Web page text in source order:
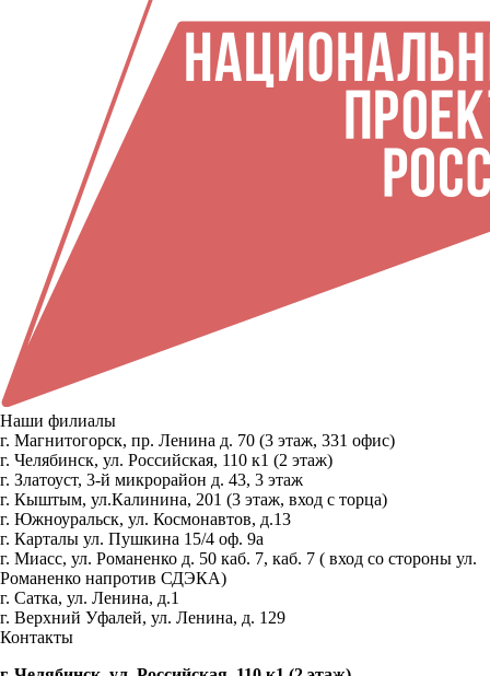
Наши филиалы
г. Магнитогорск, пр. Ленина д. 70 (3 этаж, 331 офис)
г. Челябинск, ул. Российская, 110 к1 (2 этаж)
г. Златоуст, 3-й микрорайон д. 43, 3 этаж
г. Кыштым, ул.Калинина, 201 (3 этаж, вход с торца)
г. Южноуральск, ул. Космонавтов, д.13
г. Карталы ул. Пушкина 15/4 оф. 9а
г. Миасс, ул. Романенко д. 50 каб. 7, каб. 7 ( вход со стороны ул.
Романенко напротив СДЭКА)
г. Сатка, ул. Ленина, д.1
г. Верхний Уфалей, ул. Ленина, д. 129
Контакты